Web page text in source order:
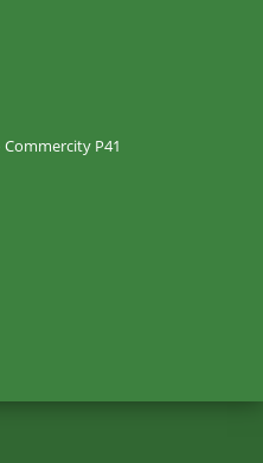
Commercity P41